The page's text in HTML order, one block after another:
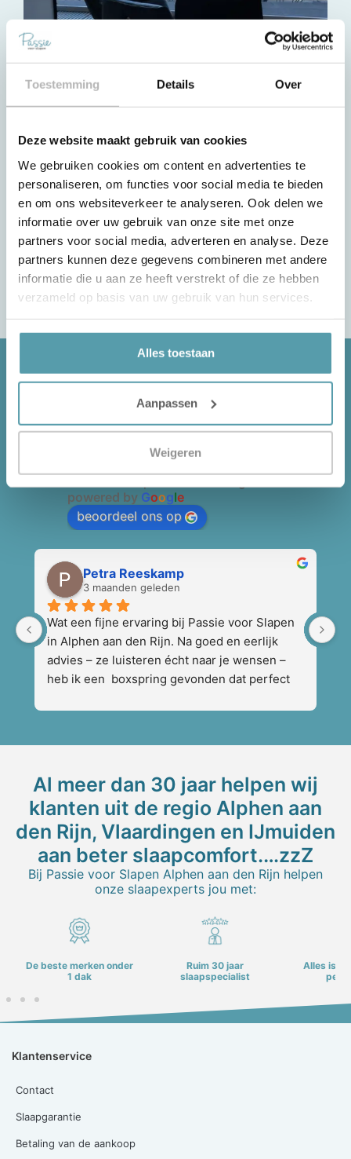
Toestemming Details Over
Deze website maakt gebruik van cookies
We gebruiken cookies om content en advertenties te
personaliseren, om functies voor social media te bieden
en om ons websiteverkeer te analyseren. Ook delen we
informatie over uw gebruik van onze site met onze
partners voor social media, adverteren en analyse. Deze
partners kunnen deze gegevens combineren met andere
informatie die u aan ze heeft verstrekt of die ze hebben
verzameld op basis van uw gebruik van hun services.
Alles toestaan
Aanpassen
Weigeren
Fauteuills
Bedbodems
Wat onze klanten over ons
zeggen ...
Passie voor Slapen,
slaapspeciaalzaak
powered by Google
beoordeel ons op
Petra Reeskamp
3 maanden geleden
Wat een fijne ervaring bij Passie voor Slapen
in Alphen aan den Rijn. Na goed en eerlijk
advies – ze luisteren écht naar je wensen –
heb ik een  boxspring gevonden dat perfect
De service is top van begin tot eind met dank
aan WouterIk raad iedereen aan om hier langs
te gaan als je op zoek bent naar een heerlijk
bed met dat echte hotelgevoel!
Al meer dan 30 jaar helpen wij
klanten uit de regio Alphen aan
den Rijn, Vlaardingen en IJmuiden
aan beter slaapcomfort.…zzZ
Bij Passie voor Slapen Alphen aan den Rijn helpen
onze slaapexperts jou met:
De beste merken onder
1 dak
Ruim 30 jaar
slaapspecialist
Alles is
Klantenservice
Contact
Slaapgarantie
Betaling van de aankoop